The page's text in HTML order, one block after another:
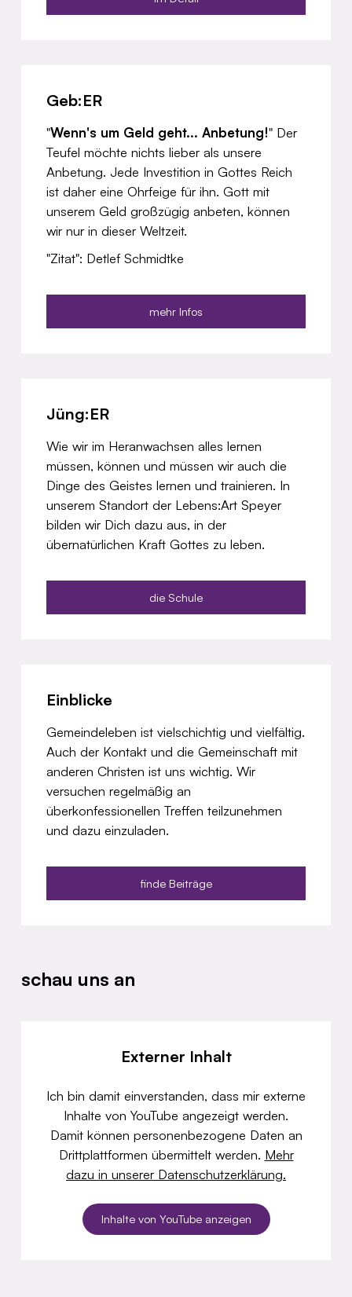
Geb:ER
"Wenn's um Geld geht... Anbetung!" Der
Teufel möchte nichts lieber als unsere
Anbetung. Jede Investition in Gottes Reich
ist daher eine Ohrfeige für ihn. Gott mit
unserem Geld großzügig anbeten, können
wir nur in dieser Weltzeit.
"Zitat": Detlef Schmidtke
mehr Infos
Jüng:ER
Wie wir im Heranwachsen alles lernen
müssen, können und müssen wir auch die
Dinge des Geistes lernen und trainieren. In
unserem Standort der Lebens:Art Speyer
bilden wir Dich dazu aus, in der
übernatürlichen Kraft Gottes zu leben.
die Schule
Einblicke
Gemeindeleben ist vielschichtig und vielfältig.
Auch der Kontakt und die Gemeinschaft mit
anderen Christen ist uns wichtig. Wir
versuchen regelmäßig an
überkonfessionellen Treffen teilzunehmen
und dazu einzuladen.
finde Beiträge
schau uns an
Externer Inhalt
Ich bin damit einverstanden, dass mir externe
Inhalte von YouTube angezeigt werden.
Damit können personenbezogene Daten an
Drittplattformen übermittelt werden. Mehr
dazu in unserer Datenschutzerklärung.
Inhalte von YouTube anzeigen